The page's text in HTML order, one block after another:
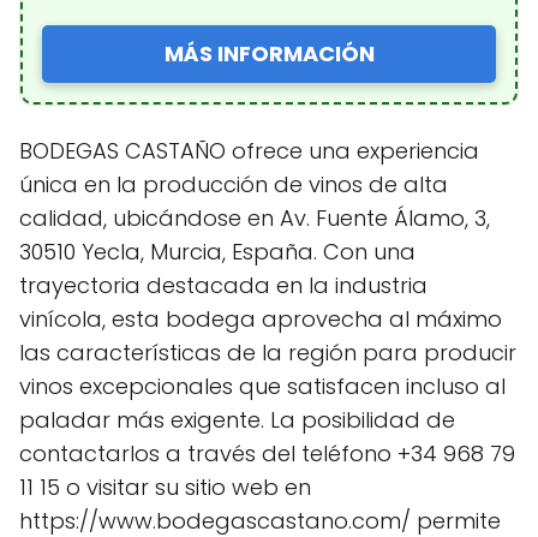
MÁS INFORMACIÓN
BODEGAS CASTAÑO ofrece una experiencia
única en la producción de vinos de alta
calidad, ubicándose en Av. Fuente Álamo, 3,
30510 Yecla, Murcia, España. Con una
trayectoria destacada en la industria
vinícola, esta bodega aprovecha al máximo
las características de la región para producir
vinos excepcionales que satisfacen incluso al
paladar más exigente. La posibilidad de
contactarlos a través del teléfono +34 968 79
11 15 o visitar su sitio web en
https://www.bodegascastano.com/ permite